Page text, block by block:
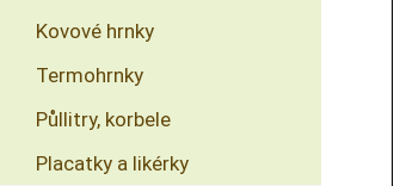
Kovové hrnky
Termohrnky
Půllitry, korbele
Placatky a likérky